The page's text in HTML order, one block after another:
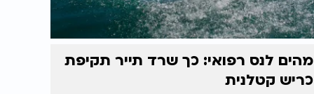
מהים לנס רפואי: כך שרד תייר תקיפת
כריש קטלנית